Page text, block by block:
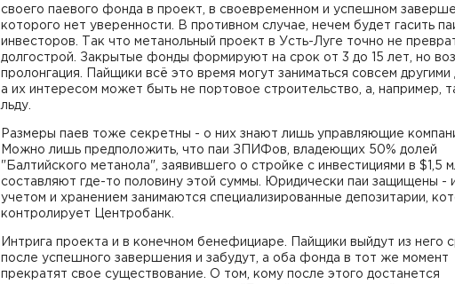
своего паевого фонда в проект, в своевременном и успешном
которого нет уверенности. В противном случае, нечем будет гасить
инвесторов. Так что метанольный проект в Усть-Луге точно не
долгострой. Закрытые фонды формируют на срок от 3 до 15 лет, но
пролонгация. Пайщики всё это время могут заниматься совсем другими
а их интересом может быть не портовое строительство, а, например,
льду.
Размеры паев тоже секретны - о них знают лишь управляющие
Можно лишь предположить, что паи ЗПИФов, владеющих 50% долей
"Балтийского метанола", заявившего о стройке с инвестициями в $1,5
составляют где-то половину этой суммы. Юридически паи защищены -
учетом и хранением занимаются специализированные депозитарии,
контролирует Центробанк.
Интрига проекта и в конечном бенефициаре. Пайщики выйдут из него
после успешного завершения и забудут, а оба фонда в тот же момент
прекратят свое существование. О том, кому после этого достанется